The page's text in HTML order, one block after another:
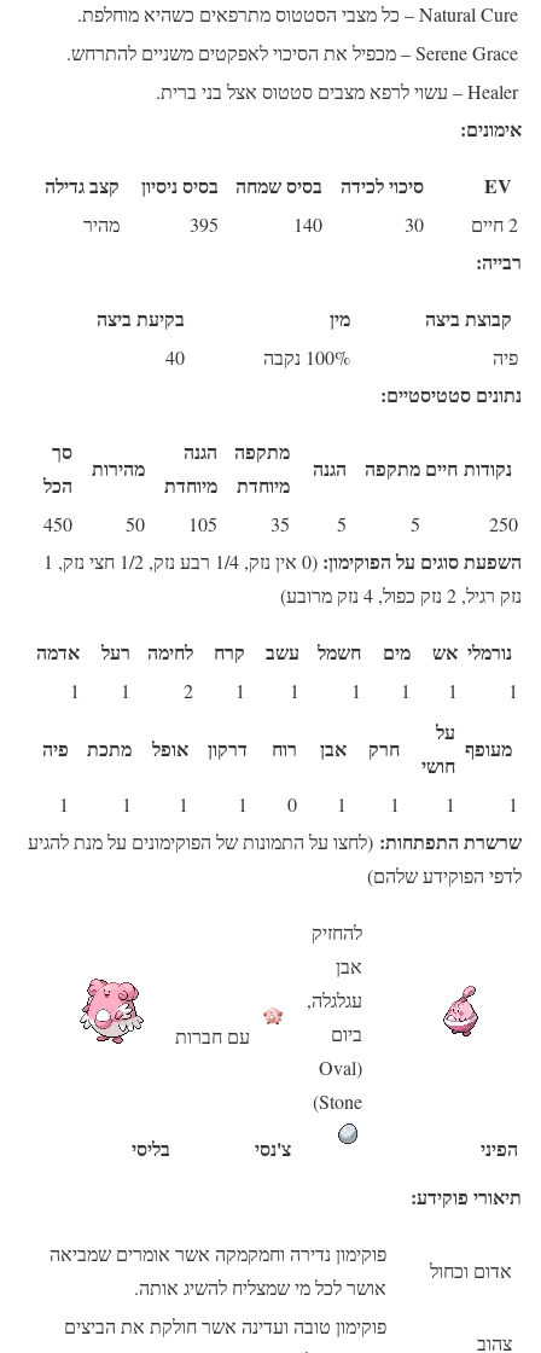
Natural Cure– כל מצבי הסטטוס מתרפאים כשהיא מוחלפת.
Serene Grace– מכפיל את הסיכוי לאפקטים משניים להתרחש.
Healer– עשוי לרפא מצבים סטטוס אצל בני ברית.
אימונים:
EV סיכוי לכידה בסיס שמחה בסיס ניסיון קצב גדילה
2 חיים 30
140
395 מהיר
רבייה:
קבוצת ביצה מין בקיעת ביצה
פיה 100% נקבה 40
נתונים סטטיסטיים:
נקודות חיים מתקפה הגנה
מתקפה
מיוחדת
הגנה
מיוחדת
מהירות
סך
הכל
250
5
5
35
105
50
450
השפעת סוגים על הפוקימון:
(0 אין נזק, 1/4 רבע נזק, 1/2 חצי נזק, 1
נזק רגיל, 2 נזק כפול, 4 נזק מרובע)
נורמלי אש מים חשמל עשב קרח לחימה רעל אדמה
1
1
1
1
1
1
2
1
1
מעופף
על
חושי
חרק אבן רוח דרקון אופל מתכת פיה
1
1
1
1
0
1
1
1
1
שרשרת התפתחות: (לחצו על התמונות של הפוקימונים על מנת להגיע
לדפי הפוקידע שלהם)
להחזיק
אבן
עגלגלה,
ביום
(Oval
Stone)
עם חברות
הפיני צ'נסי
בליסי
תיאורי פוקידע:
אדום וכחול
פוקימון נדירה וחמקמקה אשר אומרים שמביאה
אושר לכל מי שמצליח להשיג אותה.
צהוב
פוקימון טובה ועדינה אשר חולקת את הביצים